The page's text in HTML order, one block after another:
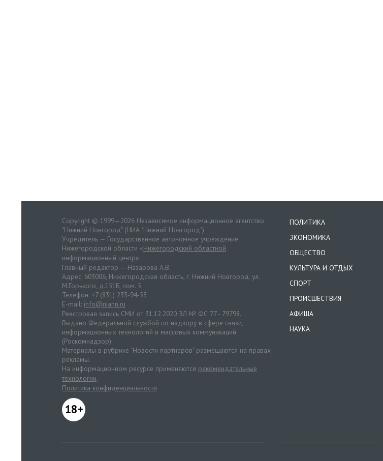
Copyright © 1999—2026 Независимое информационное агентство
"Нижний Новгород" (НИА "Нижний Новгород")
Учредитель — Государственное автономное учреждение
Нижегородской области «Нижегородский областной
информационный центр»
Главный редактор — Назарова А.В.
Адрес: 603006, Нижегородская область, г. Нижний Новгород. ул.
М.Горького, д.151Б, пом. 5
Телефон: +7 (831) 233-94-53
E-mail: info@niann.ru
Реестровая запись СМИ от 31.12.2020 ЭЛ № ФС 77 - 79798.
Выдано Федеральной службой по надзору в сфере связи,
информационных технологий и массовых коммуникаций
(Роскомнадзор).
Материалы в рубрике "Новости партнеров" размещаются на правах
рекламы.
На информационном ресурсе применяются рекомендательные
технологии.
Политика конфиденциальности
18+
ПОЛИТИКА
ЭКОНОМИКА
ОБЩЕСТВО
КУЛЬТУРА И ОТДЫХ
СПОРТ
ПРОИСШЕСТВИЯ
АФИША
НАУКА